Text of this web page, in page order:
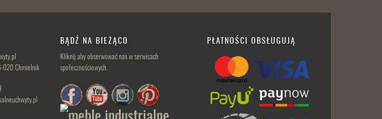
020 Chmielnik
BĄDŹ NA BIEŻĄCO
Kliknij aby obserwować nas w serwisach
społecznościowych.
PŁATNOŚCI OBSŁUGUJĄ